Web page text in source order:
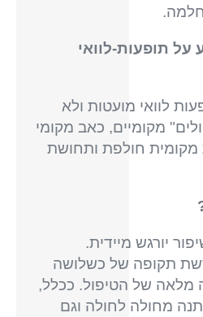
תופעות-לוואי
לוואי מועטות ולא
מקומיים, כאב מקומי
מקומית חולפת ותחושת
יורגש מיידית.
תקופה של כשלושה
של הטיפול. ככלל,
מחולה לחולה וגם